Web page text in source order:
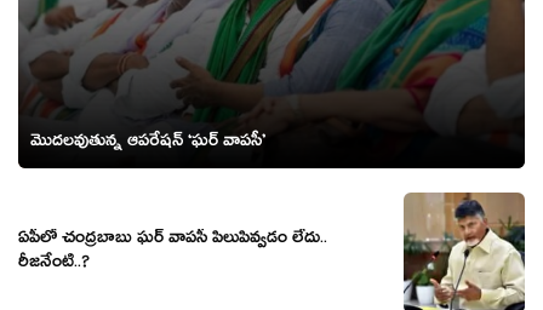
మొదలవుతున్న ఆపరేషన్ ‘ఘర్ వాపసీ’
ఏపీలో చంద్ర‌బాబు ఘ‌ర్ వాప‌సీ పిలుపివ్వ‌డం లేదు..
రీజ‌నేంటి..?